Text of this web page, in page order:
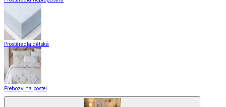
Prostěradla dětská
Přehozy na postel